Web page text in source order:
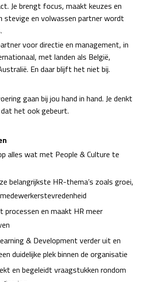
Je brengt focus, maakt keuzes en
stevige en volwassen partner wordt
voor directie en management, in
met landen als België,
En daar blijft het niet bij.
gaan bij jou hand in hand. Je denkt
het ook gebeurt.
alles wat met People & Culture te
belangrijkste HR-thema’s zoals groei,
processen en maakt HR meer
& Development verder uit en
duidelijke plek binnen de organisatie
en begeleidt vraagstukken rondom